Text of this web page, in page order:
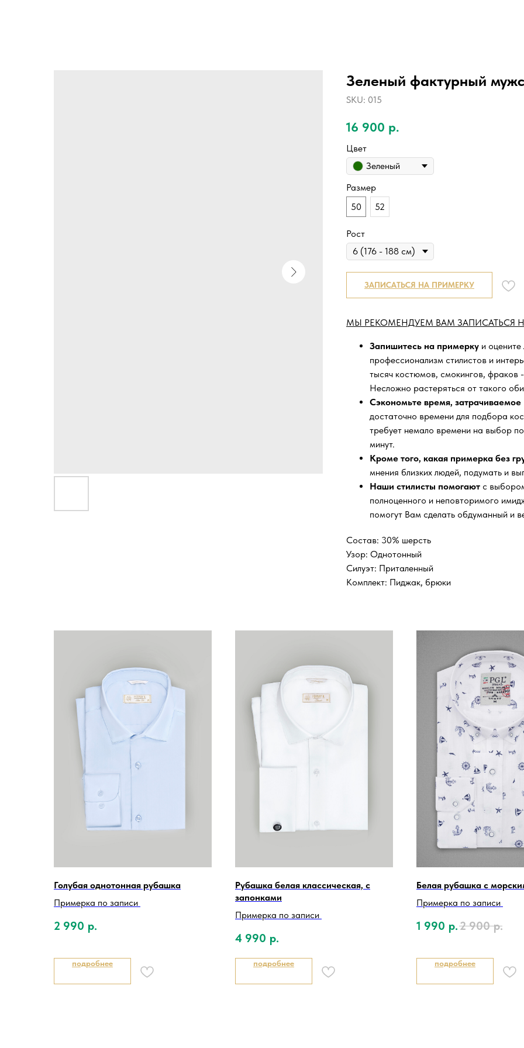
Зеленый фактурный
SKU: 015
16 900 р.
Цвет
Зеленый
Размер
50
52
Рост
ЗАПИСАТЬСЯ НА ПРИМЕРКУ
МЫ РЕКОМЕНДУЕМ ВАМ ЗАПИСАТЬСЯ
Запишитесь на примерку и
профессионализм стилистов и
тысяч костюмов, смокингов, фраков
Несложно растеряться от такого
Сэкономьте время,
достаточно времени для подбора
требует немало времени на выбор
минут.
Кроме того, какая примерка без
мнения близких людей, подумать и
Наши стилисты помогают с
полноценного и неповторимого
помогут Вам сделать обдуманный и
Состав: 30% шерсть
Узор: Однотонный
Силуэт: Приталенный
Комплект: Пиджак, брюки
Голубая однотонная рубашка
Примерка по записи
2 990 р.
подробнее
Рубашка белая классическая, с
запонками
Примерка по записи
4 990 р.
подробнее
Белая рубашка с
Примерка по записи
1 990 р.2 900 р.
подробнее